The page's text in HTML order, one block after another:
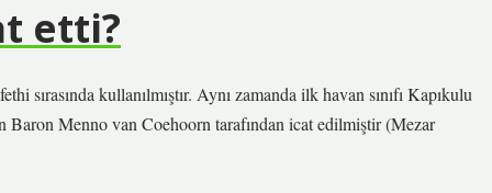
etti?
sırasında kullanılmıştır. Aynı zamanda ilk havan sınıfı Kapıkulu
Baron Menno van Coehoorn tarafından icat edilmiştir (Mezar